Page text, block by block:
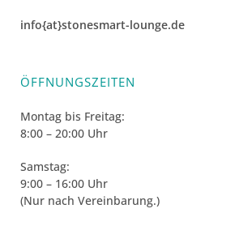
info{at}stonesmart-lounge.de
ÖFFNUNGSZEITEN
Montag bis Freitag:
8:00 – 20:00 Uhr
Samstag:
9:00 – 16:00 Uhr
(Nur nach Vereinbarung.)